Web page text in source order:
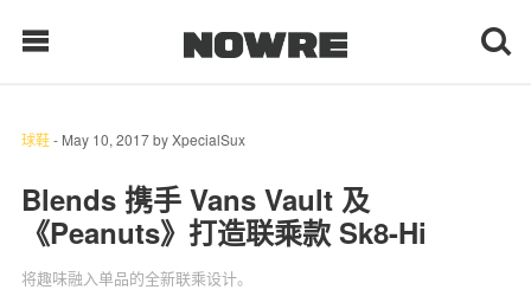
每日鲜榨
现客视点
球鞋- May 10, 2017byXpecialSux
Blends 携手 Vans Vault 及
《Peanuts》打造联乘款 Sk8-Hi
将趣味融入单品的全新联乘设计。